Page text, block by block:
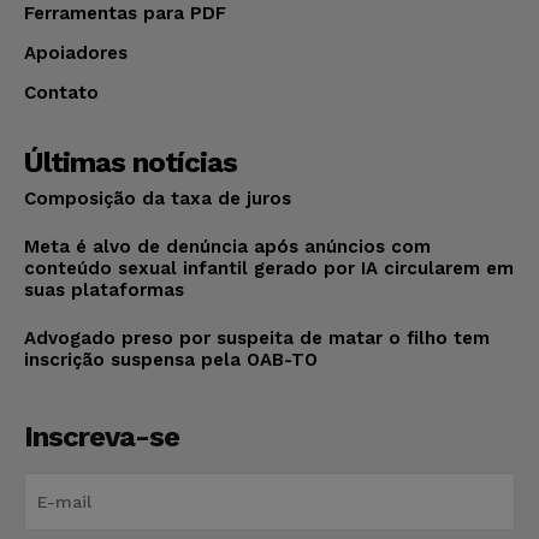
Ferramentas para PDF
Apoiadores
Contato
Últimas notícias
Composição da taxa de juros
Meta é alvo de denúncia após anúncios com
conteúdo sexual infantil gerado por IA circularem em
suas plataformas
Advogado preso por suspeita de matar o filho tem
inscrição suspensa pela OAB-TO
Inscreva-se